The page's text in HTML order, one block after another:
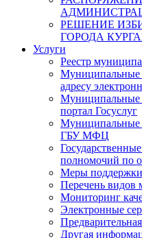
РЕШЕНИЕ
ГОРОДА
Услуги
Реестр
Муниципальные
адресу
Муниципальные
портал Госуслуг
Муниципальные
ГБУ МФЦ
полномочий по
Меры
Перечень видов
Мониторинг
Электронные
Другая